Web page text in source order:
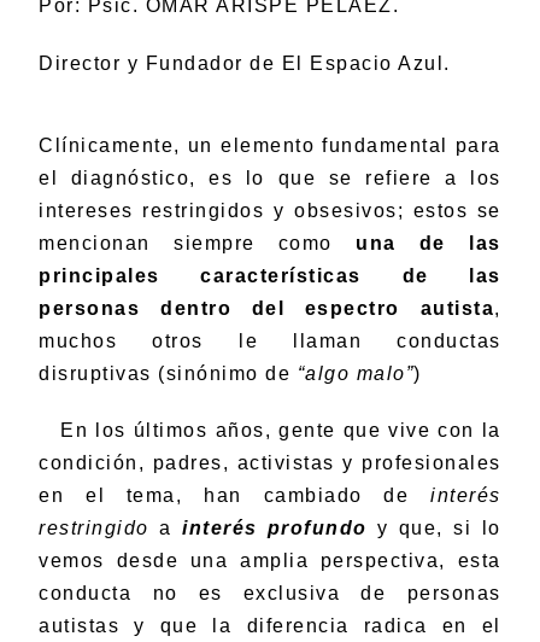
Por: Psic. OMAR ARISPE PELÁEZ.
Director y Fundador de El Espacio Azul.
Clínicamente, un elemento fundamental para
el diagnóstico, es lo que se refiere a los
intereses restringidos y obsesivos; estos se
mencionan siempre como una de las
principales características de las
personas dentro del espectro autista,
muchos otros le llaman conductas
disruptivas (sinónimo de “algo malo”)
En los últimos años, gente que vive con la
condición, padres, activistas y profesionales
en el tema, han cambiado deinterés
restringido ainterés profundo y que, si lo
vemos desde una amplia perspectiva, esta
conducta no es exclusiva de personas
autistas y que la diferencia radica en el